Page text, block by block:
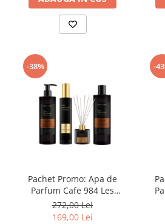
-38%
Pachet Promo: Apa de
Parfum Cafe 984 Les
Secrets, 50 ml + Parfum
pentru camera Les Secrets
272,00 Lei
169,00 Lei
-
de